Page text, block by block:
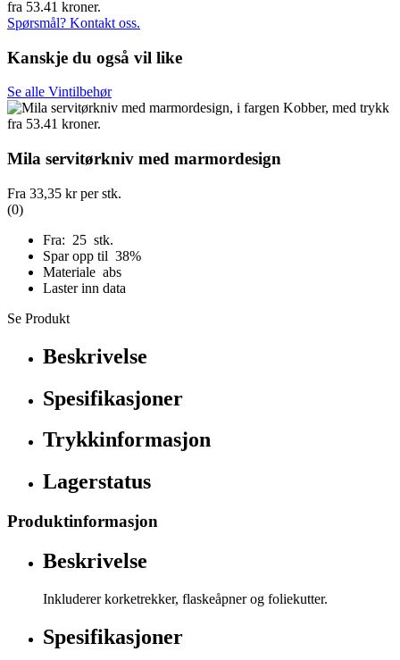
Spørsmål? Kontakt oss.
Kanskje du også vil like
Se alle Vintilbehør
Mila servitørkniv med marmordesign
Fra 33,35 krper stk.
(0)
Fra: 25 stk.
Spar opp til 38%
Materiale abs
Laster inn data
Se Produkt
Beskrivelse
Spesifikasjoner
Trykkinformasjon
Lagerstatus
Produktinformasjon
Beskrivelse
Inkluderer korketrekker, flaskeåpner og foliekutter.
Spesifikasjoner